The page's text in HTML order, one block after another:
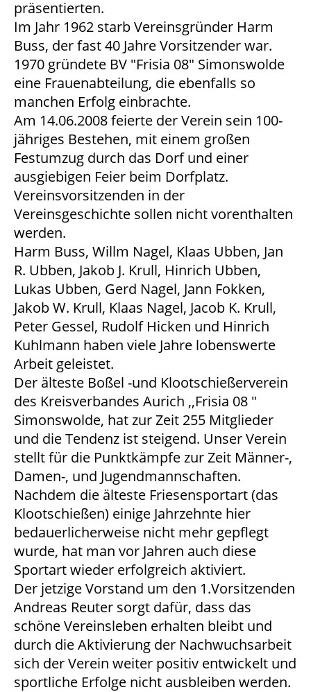
präsentierten.
Im Jahr 1962 starb Vereinsgründer Harm
Buss, der fast 40 Jahre Vorsitzender war.
1970 gründete BV "Frisia 08" Simonswolde
eine Frauenabteilung, die ebenfalls so
manchen Erfolg einbrachte.
Am 14.06.2008 feierte der Verein sein 100-
jähriges Bestehen, mit einem großen
Festumzug durch das Dorf und einer
ausgiebigen Feier beim Dorfplatz.
Vereinsvorsitzenden in der
Vereinsgeschichte sollen nicht vorenthalten
werden.
Harm Buss, Willm Nagel, Klaas Ubben, Jan
R. Ubben, Jakob J. Krull, Hinrich Ubben,
Lukas Ubben, Gerd Nagel, Jann Fokken,
Jakob W. Krull, Klaas Nagel, Jacob K. Krull,
Peter Gessel, Rudolf Hicken und Hinrich
Kuhlmann haben viele Jahre lobenswerte
Arbeit geleistet.
Der älteste Boßel -und Klootschießerverein
des Kreisverbandes Aurich ,,Frisia 08 "
Simonswolde, hat zur Zeit 255 Mitglieder
und die Tendenz ist steigend. Unser Verein
stellt für die Punktkämpfe zur Zeit Männer-,
Damen-, und Jugendmannschaften.
Nachdem die älteste Friesensportart (das
Klootschießen) einige Jahrzehnte hier
bedauerlicherweise nicht mehr gepflegt
wurde, hat man vor Jahren auch diese
Sportart wieder erfolgreich aktiviert.
Der jetzige Vorstand um den 1.Vorsitzenden
Andreas Reuter sorgt dafür, dass das
schöne Vereinsleben erhalten bleibt und
durch die Aktivierung der Nachwuchsarbeit
sich der Verein weiter positiv entwickelt und
sportliche Erfolge nicht ausbleiben werden.